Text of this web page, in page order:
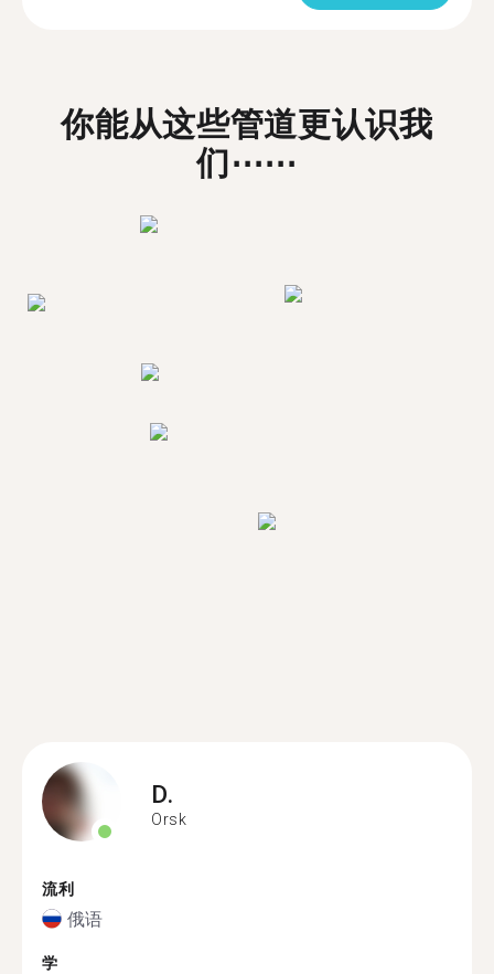
你能从这些管道更认识我
们⋯⋯
D.
Orsk
流利
俄语
学